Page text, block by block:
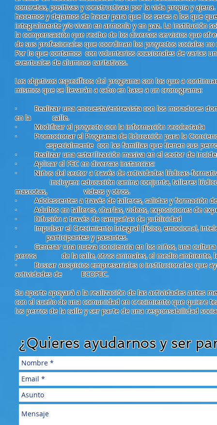
concretas, positivas y constructivas por la vida propia y
hacemos y dejamos de hacer para que los seres a los que
integralmente y/o vivan en armonía y en paz. La institución
la compensación que recibe de los diversos servicios que
de sus profesionales que coordinan los proyectos sociales no
Por lo que contamos con voluntarios ocasionales de varias
eventuales de alumnos caritativos.
Los objetivos específicos del programa son los que a
mismos que se llevarán a cabo en base a un cronograma:
· Realizar una encuesta/entrevista con los moradores
en la calle.
· Modificar el proyecto con la información recolectada
· Promocionar el Programa de Educación para la
especialmente con las familias que tienen sus
· Realizar una esterilización masiva en el sector de
· Aplicar el PEC en diversas instancias:
· Niños del sector a través de actividades lúdicas-
incluyen: educación canina conjunta, talleres lúdicos,
mascotas, videos y otros.
· Adolescentes a través de talleres, salidas y formación de
· Adultos en talleres, charlas, videos, exposiciones de
· Difusión a través de campañas de publicidad
· Impulsar el Crecimiento Integral (físico, emocional,
participantes y pasantes.
· Generar una nueva conciencia en los niños, una cultura
perros de la calle, otros animales, el medio ambiente,
· Buscar auspicios empresariales o institucionales que
actividades de ECOPEC.
Su aporte apoyará a la realización de las actividades antes
con el sueño de una comunidad en crecimiento que quiere
los perros de la calle y ser parte de una responsabilidad
¿Quieres ayudarnos y ser